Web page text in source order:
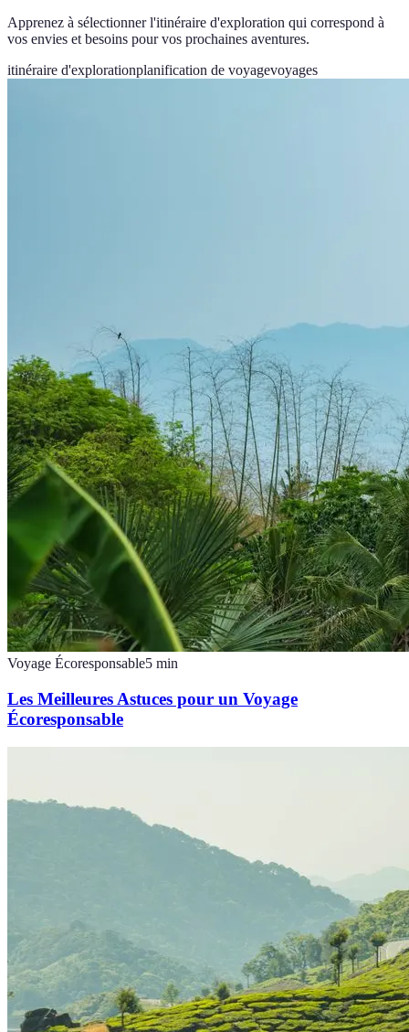
Apprenez à sélectionner l'itinéraire d'exploration qui correspond à
vos envies et besoins pour vos prochaines aventures.
itinéraire d'explorationplanification de voyagevoyages
Voyage Écoresponsable5 min
Les Meilleures Astuces pour un Voyage
Écoresponsable